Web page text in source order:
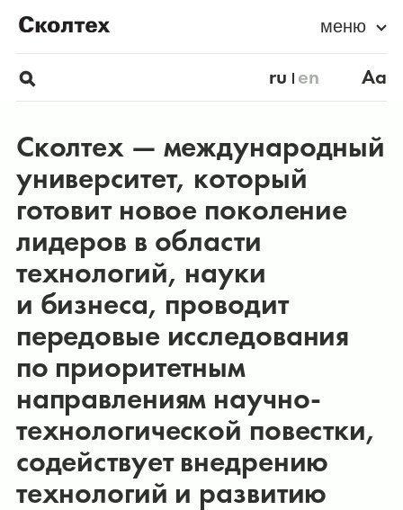
меню
ru en Aa
Сколтех — международный
университет, который
готовит новое поколение
лидеров в области
технологий, науки
и бизнеса, проводит
передовые исследования
по приоритетным
направлениям научно-
технологической повестки,
содействует внедрению
технологий и развитию